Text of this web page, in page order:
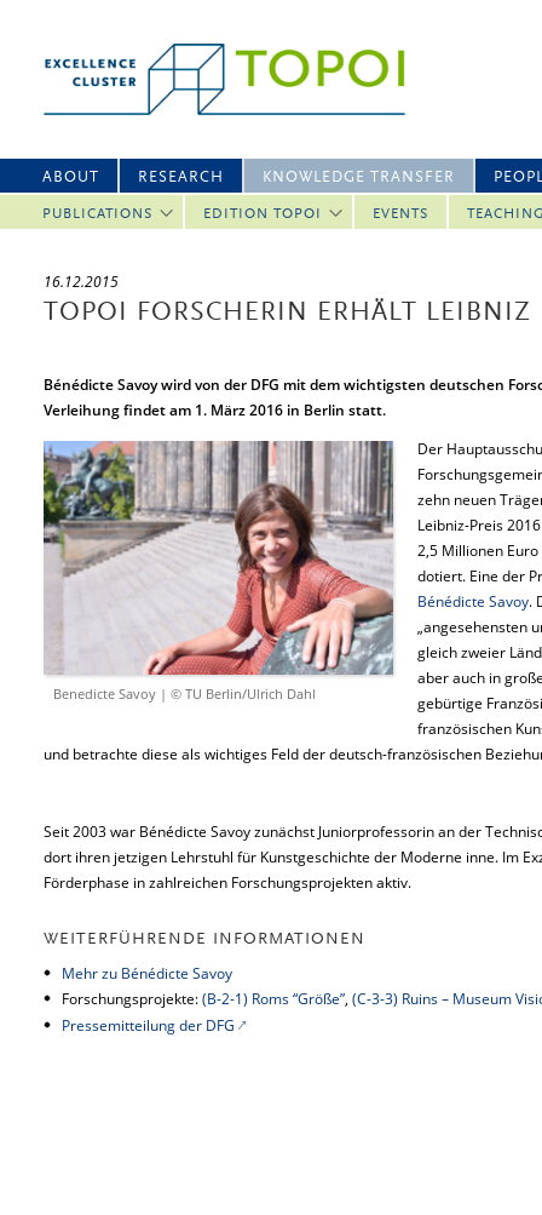
ABOUT RESEARCH KNOWLEDGE TRANSFER
PUBLICATIONS EDITION TOPOI EVENTS
16.12.2015
TOPOI FORSCHERIN ERHÄLT LEIBNIZ
Bénédicte Savoy wird von der DFG mit dem wichtigsten deutschen
Verleihung findet am 1. März 2016 in Berlin statt.
Benedicte Savoy | © TU Berlin/Ulrich Dahl
Der
zehn neuen
Leibniz-Preis
2,5 Millionen
dotiert. Eine der
Bénédicte Savoy.
„angesehensten
gleich zweier
aber auch in
gebürtige
französischen
und betrachte diese als wichtiges Feld der deutsch-französischen
Seit 2003 war Bénédicte Savoy zunächst Juniorprofessorin an der
dort ihren jetzigen Lehrstuhl für Kunstgeschichte der Moderne inne. Im
Förderphase in zahlreichen Forschungsprojekten aktiv.
WEITERFÜHRENDE INFORMATIONEN
Mehr zu Bénédicte Savoy
Forschungsprojekte:(B-2-1) Roms “Größe”, (C-3-3) Ruins – Museum
Pressemitteilung der DFG